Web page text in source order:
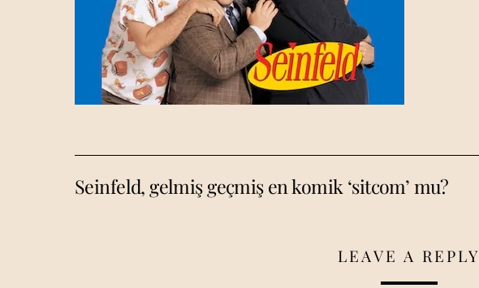
Seinfeld, gelmiş geçmiş en komik ‘sitcom’ mu?
LEAVE A REPLY